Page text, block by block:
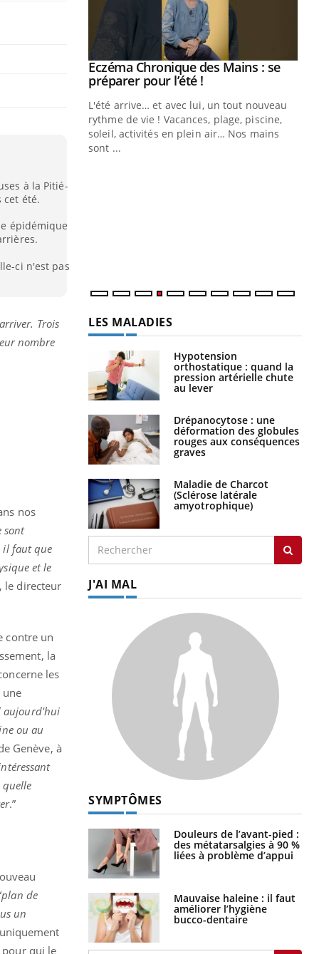
à la Pitié-
cet été.
épidémique
ci n'est pas
Trois
nombre
nos
sont
il faut que
et le
le directeur
contre un
la
les
une
aujourd'hui
ou au
Genève, à
quelle
.”
plan de
un
pour qui le
Youtube
Eczéma Chronique des Mains : se
préparer pour l’été !Youtube
L'été arrive… et avec lui, un tout nouveau
rythme de vie ! Vacances, plage, piscine,
soleil, activités en plein air… Nos mains
sont ...
LES MALADIES
Hypotension
orthostatique : quand la
pression artérielle chute
au lever
Drépanocytose : une
déformation des globules
rouges aux conséquences
graves
Maladie de Charcot
(Sclérose latérale
amyotrophique)
J'AI MAL
SYMPTÔMES
Douleurs de l’avant-pied :
des métatarsalgies à 90 %
liées à problème d’appui
Mauvaise haleine : il faut
améliorer l’hygiène
bucco-dentaire